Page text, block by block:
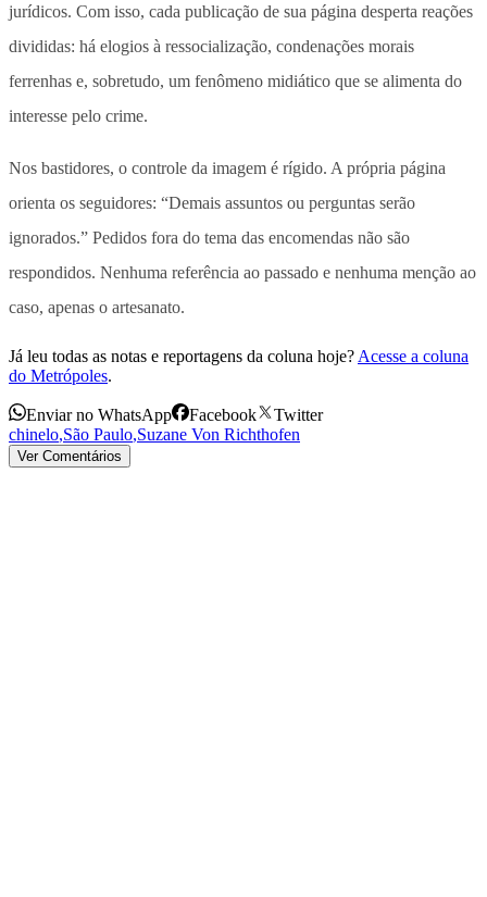
jurídicos. Com isso, cada publicação de sua página desperta reações
divididas: há elogios à ressocialização, condenações morais
ferrenhas e, sobretudo, um fenômeno midiático que se alimenta do
interesse pelo crime.
Nos bastidores, o controle da imagem é rígido. A própria página
orienta os seguidores: “Demais assuntos ou perguntas serão
ignorados.” Pedidos fora do tema das encomendas não são
respondidos. Nenhuma referência ao passado e nenhuma menção ao
caso, apenas o artesanato.
Já leu todas as notas e reportagens da coluna hoje? Acesse a coluna
do Metrópoles.
Enviar no WhatsApp Facebook
Twitter
chinelo,São Paulo,Suzane Von Richthofen
Ver Comentários